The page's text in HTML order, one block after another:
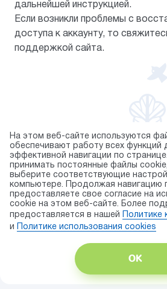
На этом веб-сайте используются
обеспечивают работу всех функций
эффективной навигации по
принимать постоянные файлы
выберите соответствующие
компьютере. Продолжая навигацию
предоставляете свое согласие на
cookie на этом веб-сайте. Более
предоставляется в нашей
и
Политике использования сookies
ОК
дальнейшей инструкцией.
Если возникли проблемы с
доступа к аккаунту, то
поддержкой сайта.
© 2026 торговая марка «KAPIKA»
Правила использования cookie
Публичная оферта
Карта сайта